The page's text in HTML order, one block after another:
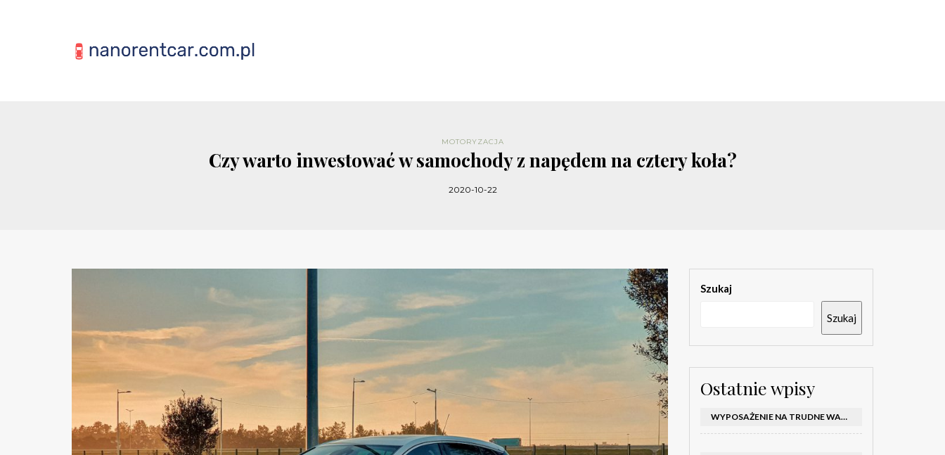
MOTORYZACJA
Czy warto inwestować w samochody z napędem na cztery koła?
2020-10-22
Szukaj
Szukaj
Ostatnie wpisy
WYPOSAŻENIE NA TRUDNE WARUNKI W SAMOCHODZIE: CO MIEĆ ZIMĄ, W TRASIE I NA WYPADEK AWARII